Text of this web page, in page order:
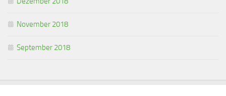
November 2018
September 2018